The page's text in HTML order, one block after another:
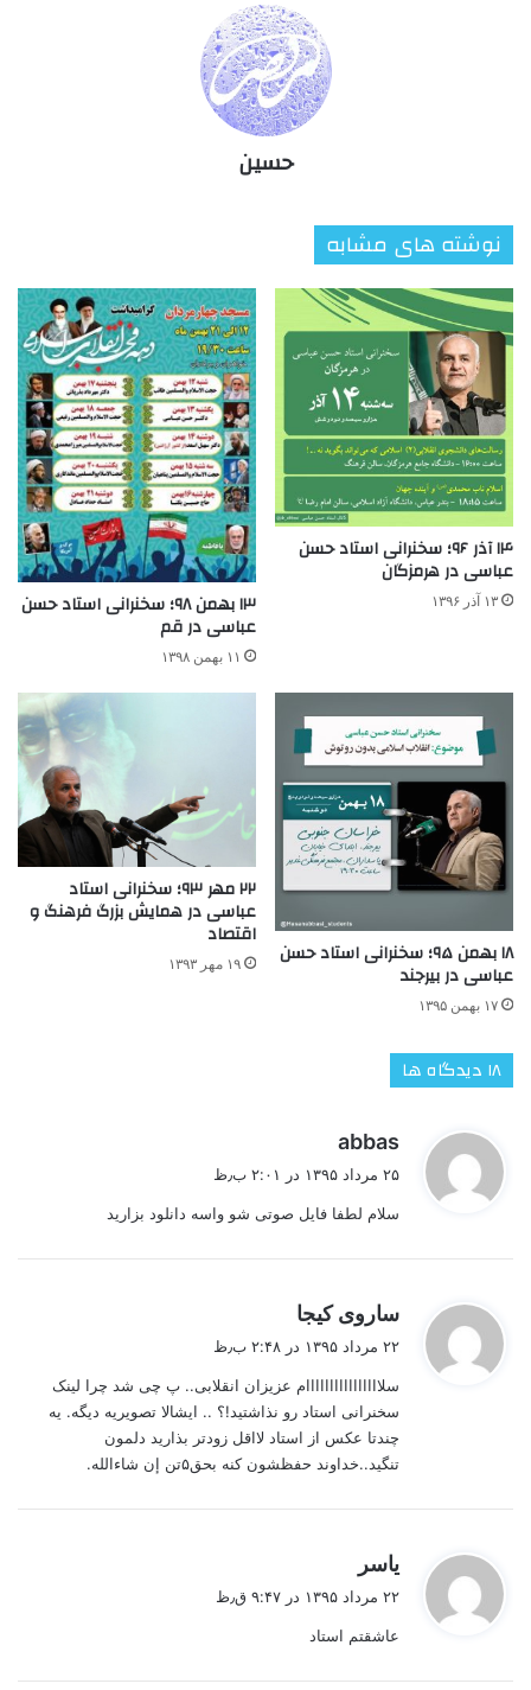
حسین
نوشته های مشابه
۱۴ آذر ۹۶؛ سخنرانی استاد حسن
عباسی در هرمزگان
۱۳ آذر ۱۳۹۶ ۱۳ بهمن ۹۸؛ سخنرانی استاد حسن
عباسی در قم
۱۱ بهمن ۱۳۹۸
۱۸ بهمن ۹۵؛ سخنرانی استاد حسن
عباسی در بیرجند
۱۷ بهمن ۱۳۹۵
۲۲ مهر ۹۳؛ سخنرانی استاد
عباسی در همایش بزرگ فرهنگ و
اقتصاد
۱۹ مهر ۱۳۹۳
‫۱۸ دیدگاه ها
abbas
:
۲۵ مرداد ۱۳۹۵ در ۲:۰۱ ب٫ظ
سلام لطفا فایل صوتی شو واسه دانلود بزارید
ساروی کیجا
۲۲ مرداد ۱۳۹۵ در ۲:۴۸ ب٫ظ
سلاااااااااااااااام عزیزان انقلابی.. پ چی شد چرا لینک
سخنرانی استاد رو نذاشتید!؟ .. ایشالا تصویریه دیگه. یه
چندتا عکس از استاد لااقل زودتر بذارید دلمون
تنگید..خداوند حفظشون کنه بحق۵تن إن شاءالله.
یاسر
ف
:
۲۲ مرداد ۱۳۹۵ در ۹:۴۷ ق٫ظ
عاشقتم استاد